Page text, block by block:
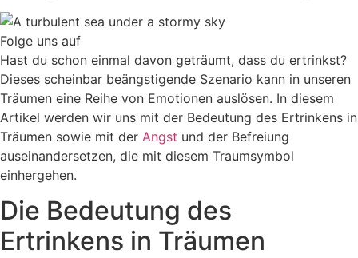
Folge uns auf
Hast du schon einmal davon geträumt, dass du ertrinkst?
Dieses scheinbar beängstigende Szenario kann in unseren
Träumen eine Reihe von Emotionen auslösen. In diesem
Artikel werden wir uns mit der Bedeutung des Ertrinkens in
Träumen sowie mit der Angst und der Befreiung
auseinandersetzen, die mit diesem Traumsymbol
einhergehen.
Die Bedeutung des
Ertrinkens in Träumen